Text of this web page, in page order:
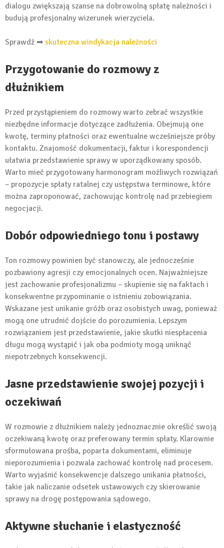
dialogu zwiększają szanse na dobrowolną spłatę należności i
budują profesjonalny wizerunek wierzyciela.
Sprawdź ➡ skuteczna windykacja należności
Przygotowanie do rozmowy z
dłużnikiem
Przed przystąpieniem do rozmowy warto zebrać wszystkie
niezbędne informacje dotyczące zadłużenia. Obejmują one
kwotę, terminy płatności oraz ewentualne wcześniejsze próby
kontaktu. Znajomość dokumentacji, faktur i korespondencji
ułatwia przedstawienie sprawy w uporządkowany sposób.
Warto mieć przygotowany harmonogram możliwych rozwiązań
– propozycje spłaty ratalnej czy ustępstwa terminowe, które
można zaproponować, zachowując kontrolę nad przebiegiem
negocjacji.
Dobór odpowiedniego tonu i postawy
Ton rozmowy powinien być stanowczy, ale jednocześnie
pozbawiony agresji czy emocjonalnych ocen. Najważniejsze
jest zachowanie profesjonalizmu – skupienie się na faktach i
konsekwentne przypominanie o istnieniu zobowiązania.
Wskazane jest unikanie gróźb oraz osobistych uwag, ponieważ
mogą one utrudnić dojście do porozumienia. Lepszym
rozwiązaniem jest przedstawienie, jakie skutki niespłacenia
długu mogą wystąpić i jak oba podmioty mogą uniknąć
niepotrzebnych konsekwencji.
Jasne przedstawienie swojej pozycji i
oczekiwań
W rozmowie z dłużnikiem należy jednoznacznie określić swoją
oczekiwaną kwotę oraz preferowany termin spłaty. Klarownie
sformułowana prośba, poparta dokumentami, eliminuje
nieporozumienia i pozwala zachować kontrolę nad procesem.
Warto wyjaśnić konsekwencje dalszego unikania płatności,
takie jak naliczanie odsetek ustawowych czy skierowanie
sprawy na drogę postępowania sądowego.
Aktywne słuchanie i elastyczność